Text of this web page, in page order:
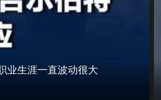
业生涯一直波动很大